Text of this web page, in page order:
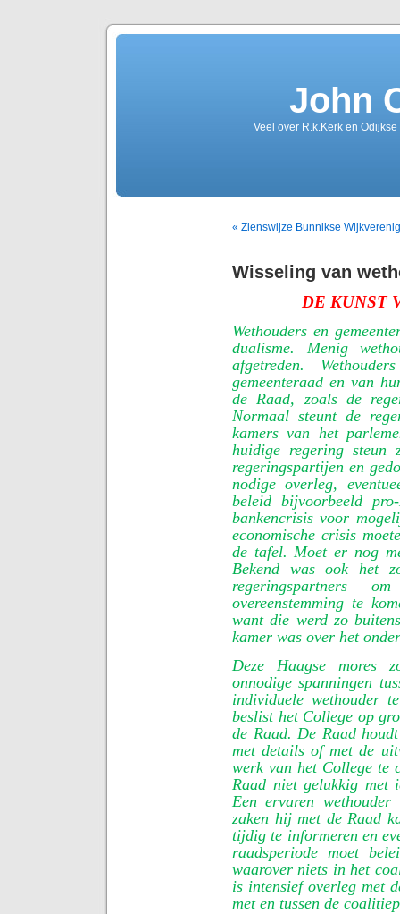
John
Veel over R.k.Kerk en
« Zienswijze Bunnikse
Wisseling van
DE KUNST
Wethouders en
dualisme. Menig
afgetreden.
gemeenteraad en van
de Raad, zoals de
Normaal steunt de
kamers van het
huidige regering steun
regeringspartijen en
nodige overleg,
beleid bijvoorbeeld
bankencrisis voor
economische crisis
de tafel. Moet er nog
Bekend was ook het
regeringspartners
overeenstemming te
want die werd zo
kamer was over het
Deze Haagse mores
onnodige spanningen
individuele wethouder
beslist het College op
de Raad. De Raad
met details of met de
werk van het College te
Raad niet gelukkig met
Een ervaren
zaken hij met de Raad
tijdig te informeren en
raadsperiode moet
waarover niets in het
is intensief overleg met
met en tussen de